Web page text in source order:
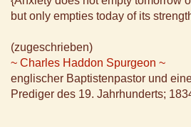
but only empties today of its
(zugeschrieben)
~ Charles Haddon Spurgeon ~
englischer Baptistenpastor und
Prediger des 19. Jahrhunderts;